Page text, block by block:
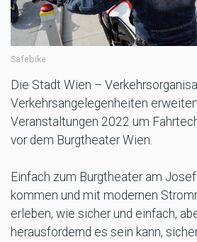
Safebike
Die Stadt Wien –
Verkehrsangelegenheiten
Veranstaltungen 2022 um
vor dem Burgtheater Wien.
Einfach zum Burgtheater am
kommen und mit modernen
erleben, wie sicher und einfach,
herausfordernd es sein kann,